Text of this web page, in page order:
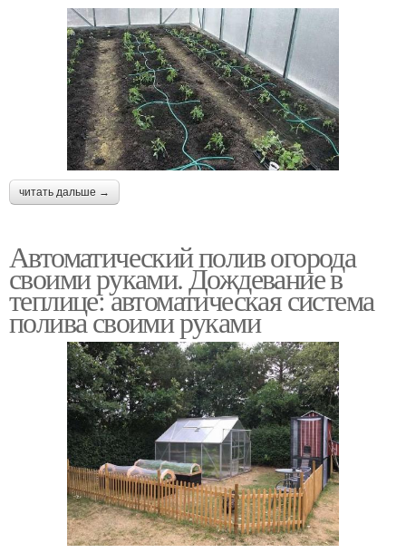
читать дальше →
Автоматический полив огорода
своими руками. Дождевание в
теплице: автоматическая система
полива своими руками